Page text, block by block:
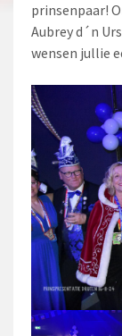
prinsenpaar!
Aubrey d´n
wensen jullie